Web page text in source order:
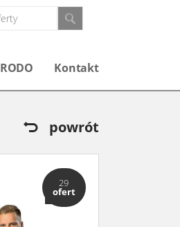
RODO Kontakt
powrót
29
ofert